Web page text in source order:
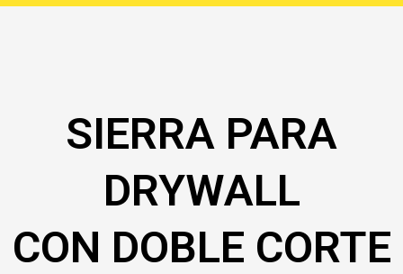
SIERRA PARA
DRYWALL
CON DOBLE CORTE